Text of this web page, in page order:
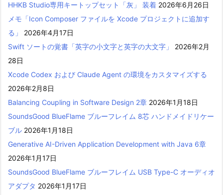
HHKB Studio専用キートップセット「灰」 装着 2026年6月26日
メモ「Icon Composer ファイルを Xcode プロジェクトに追加す
る」
2026年4月17日
Swift ソートの覚書「英字の小文字と英字の大文字」
2026年2月
28日
Xcode Codex および Claude Agent の環境をカスタマイズする
2026年2月8日
Balancing Coupling in Software Design 2章 2026年1月18日
SoundsGood BlueFlame ブルーフレイム 8芯 ハンドメイドリケー
ブル 2026年1月18日
Generative AI-Driven Application Development with Java 6章
2026年1月17日
SoundsGood BlueFlame ブルーフレイム USB Type-C オーディオ
アダプタ 2026年1月17日